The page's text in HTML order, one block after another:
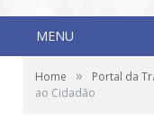
MENU
Home » Portal da
ao Cidadão